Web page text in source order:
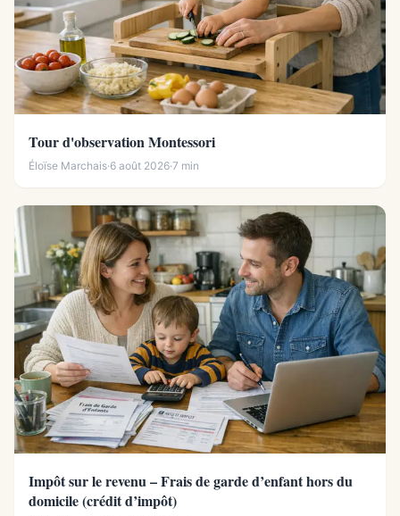
Tour d'observation Montessori
Éloïse Marchais·6 août 2026·7 min
Impôt sur le revenu – Frais de garde d’enfant hors du
domicile (crédit d’impôt)